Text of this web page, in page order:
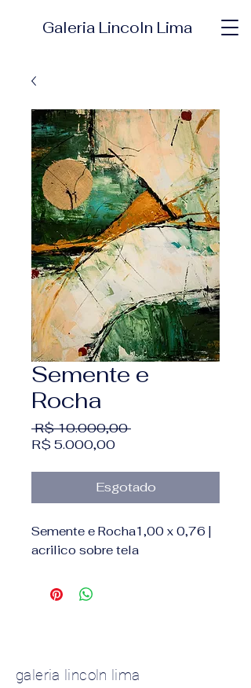
Galeria Lincoln Lima
Semente e
Rocha
R$ 10.000,00 Preço normal
R$ 5.000,00Preço promocional
Esgotado
Semente e Rocha1,00 x 0,76 |
acrilico sobre tela
galeria lincoln lima